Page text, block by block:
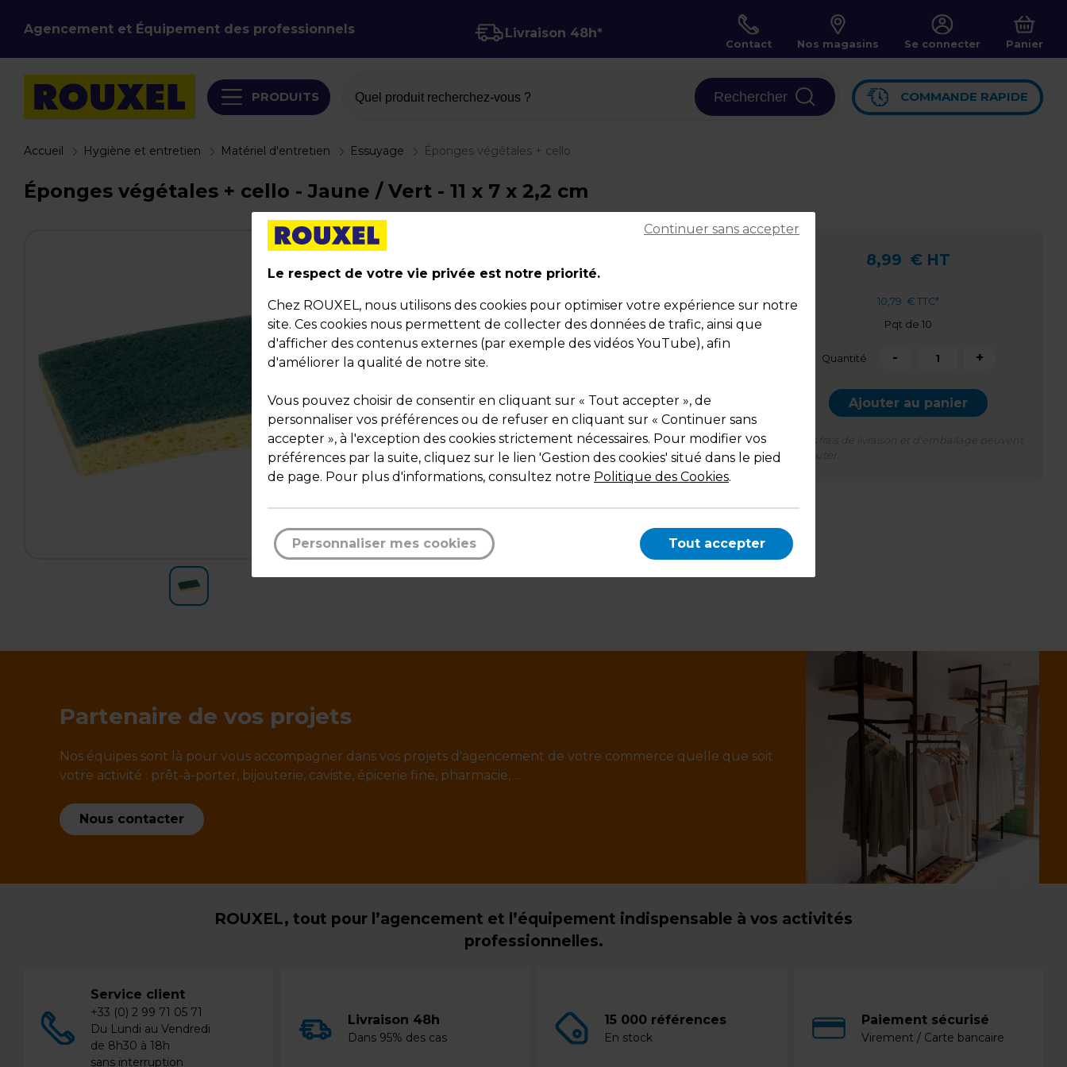
Agencement et Équipement des professionnels Livraison 48h*
Contact Nos magasins Se connecter Panier
PRODUITS Quel produit recherchez-vous ? Rechercher COMMANDE RAPIDE
Accueil Hygiène et entretien Matériel d'entretien Essuyage Éponges végétales + cello
Éponges végétales + cello - Jaune / Vert - 11 x 7 x 2,2 cm
Éponges végétales + cello
Code :12701
Couleur : Jaune / Vert
Dimensions : 11 x 7 x 2,2 cm
Poids : 0,16 kg
8,99 € HT
10,79 € TTC*
Pqt de 10
Quantité - +
Ajouter au panier
Description
1 face abrasive verte pour récurer.
1 face végétale souple et absorbante.
Partenaire de vos projets
Nos équipes sont là pour vous accompagner dans vos projets d'agencement de votre commerce quelle que soit
votre activité : prêt-à-porter, bijouterie, caviste, épicerie fine, pharmacie, ...
Nous contacter
ROUXEL, tout pour l’agencement et l’équipement indispensable à vos activités
professionnelles.
Service client
+33 (0) 2 99 71 05 71
Du Lundi au Vendredi
de 8h30 à 18h
sans interruption
Livraison 48h
Dans 95% des cas
15 000 références
En stock
Paiement sécurisé
Virement / Carte bancaire
Le respect de votre vie privée est notre priorité.
Chez ROUXEL, nous utilisons des cookies pour optimiser votre expérience sur notre
site. Ces cookies nous permettent de collecter des données de trafic, ainsi que
d'afficher des contenus externes (par exemple des vidéos YouTube), afin
d'améliorer la qualité de notre site.
Vous pouvez choisir de consentir en cliquant sur « Tout accepter », de
personnaliser vos préférences ou de refuser en cliquant sur « Continuer sans
accepter », à l'exception des cookies strictement nécessaires. Pour modifier vos
préférences par la suite, cliquez sur le lien 'Gestion des cookies' situé dans le pied
de page. Pour plus d'informations, consultez notre Politique des Cookies.
Continuer sans accepter
Personnaliser mes cookies Tout accepter